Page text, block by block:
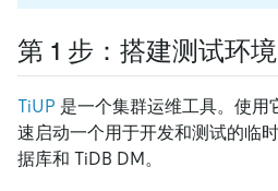
第 1 步：搭建测试环境
TiUP 是一个集群运维工具。使
速启动一个用于开发和测试的临
据库和 TiDB DM。